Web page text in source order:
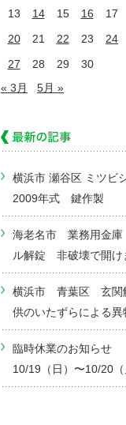
13
14 15 16 17
20
21 22 23 24
27
28 29
30
« 3月
5月 »
横浜市 瀬谷区 ミツビ
2009年式 鍵作製
海老名市 業務用金
ル解錠 非破壊で開け
横浜市 青葉区 玄
供のいたずらによる異
臨時休業のお知らせ
10/19（日）〜10/20（